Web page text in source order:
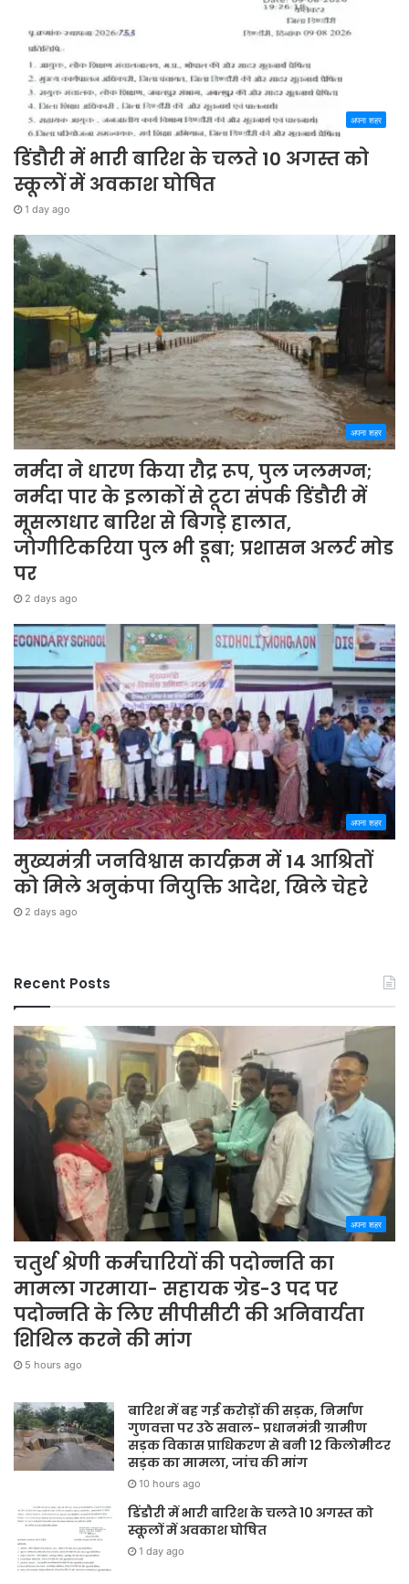
अपना शहर
डिंडौरी में भारी बारिश के चलते 10 अगस्त को
स्कूलों में अवकाश घोषित
1 day ago
अपना शहर
नर्मदा ने धारण किया रौद्र रूप, पुल जलमग्न;
नर्मदा पार के इलाकों से टूटा संपर्क डिंडौरी में
मूसलाधार बारिश से बिगड़े हालात,
जोगीटिकरिया पुल भी डूबा; प्रशासन अलर्ट मोड
पर
2 days ago
अपना शहर
मुख्यमंत्री जनविश्वास कार्यक्रम में 14 आश्रितों
को मिले अनुकंपा नियुक्ति आदेश, खिले चेहरे
2 days ago
Recent Posts
अपना शहर
चतुर्थ श्रेणी कर्मचारियों की पदोन्नति का
मामला गरमाया- सहायक ग्रेड-3 पद पर
पदोन्नति के लिए सीपीसीटी की अनिवार्यता
शिथिल करने की मांग
5 hours ago
बारिश में बह गई करोड़ों की सड़क, निर्माण
गुणवत्ता पर उठे सवाल- प्रधानमंत्री ग्रामीण
सड़क विकास प्राधिकरण से बनी 12 किलोमीटर
सड़क का मामला, जांच की मांग
10 hours ago
डिंडौरी में भारी बारिश के चलते 10 अगस्त को
स्कूलों में अवकाश घोषित
1 day ago